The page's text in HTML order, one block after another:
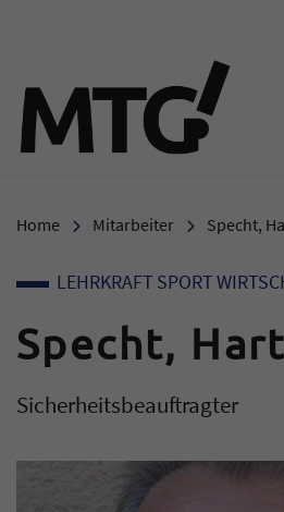
Home Mitarbeiter Specht,
Specht,
Sicherheitsbeauftragter
LEHRKRAFT SPORT